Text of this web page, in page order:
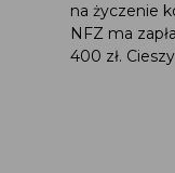
na życzenie
NFZ ma
400 zł.